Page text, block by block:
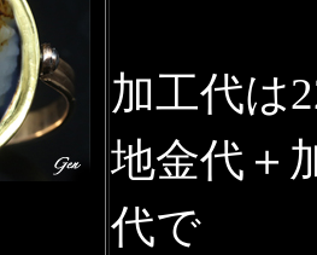
加工代は
地金代＋
代で